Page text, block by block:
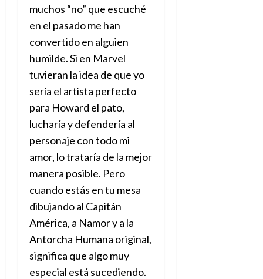
muchos “no” que escuché
en el pasado me han
convertido en alguien
humilde. Si en Marvel
tuvieran la idea de que yo
sería el artista perfecto
para Howard el pato,
lucharía y defendería al
personaje con todo mi
amor, lo trataría de la mejor
manera posible. Pero
cuando estás en tu mesa
dibujando al Capitán
América, a Namor y a la
Antorcha Humana original,
significa que algo muy
especial está sucediendo.